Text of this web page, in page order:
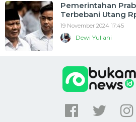
Pemerintahan
Terbebani Utang
19 November 2024 17:45
Dewi Yuliani